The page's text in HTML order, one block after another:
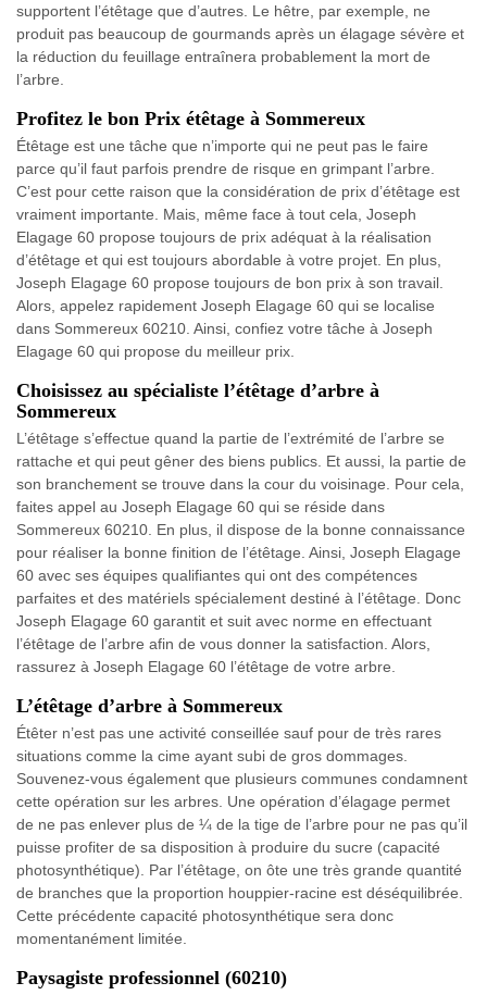
supportent l’étêtage que d’autres. Le hêtre, par exemple, ne
produit pas beaucoup de gourmands après un élagage sévère et
la réduction du feuillage entraînera probablement la mort de
l’arbre.
Profitez le bon Prix étêtage à Sommereux
Étêtage est une tâche que n’importe qui ne peut pas le faire
parce qu’il faut parfois prendre de risque en grimpant l’arbre.
C’est pour cette raison que la considération de prix d’étêtage est
vraiment importante. Mais, même face à tout cela, Joseph
Elagage 60 propose toujours de prix adéquat à la réalisation
d’étêtage et qui est toujours abordable à votre projet. En plus,
Joseph Elagage 60 propose toujours de bon prix à son travail.
Alors, appelez rapidement Joseph Elagage 60 qui se localise
dans Sommereux 60210. Ainsi, confiez votre tâche à Joseph
Elagage 60 qui propose du meilleur prix.
Choisissez au spécialiste l’étêtage d’arbre à
Sommereux
L’étêtage s’effectue quand la partie de l’extrémité de l’arbre se
rattache et qui peut gêner des biens publics. Et aussi, la partie de
son branchement se trouve dans la cour du voisinage. Pour cela,
faites appel au Joseph Elagage 60 qui se réside dans
Sommereux 60210. En plus, il dispose de la bonne connaissance
pour réaliser la bonne finition de l’étêtage. Ainsi, Joseph Elagage
60 avec ses équipes qualifiantes qui ont des compétences
parfaites et des matériels spécialement destiné à l’étêtage. Donc
Joseph Elagage 60 garantit et suit avec norme en effectuant
l’étêtage de l’arbre afin de vous donner la satisfaction. Alors,
rassurez à Joseph Elagage 60 l’étêtage de votre arbre.
L’étêtage d’arbre à Sommereux
Étêter n’est pas une activité conseillée sauf pour de très rares
situations comme la cime ayant subi de gros dommages.
Souvenez-vous également que plusieurs communes condamnent
cette opération sur les arbres. Une opération d’élagage permet
de ne pas enlever plus de ¼ de la tige de l’arbre pour ne pas qu’il
puisse profiter de sa disposition à produire du sucre (capacité
photosynthétique). Par l’étêtage, on ôte une très grande quantité
de branches que la proportion houppier-racine est déséquilibrée.
Cette précédente capacité photosynthétique sera donc
momentanément limitée.
Paysagiste professionnel (60210)